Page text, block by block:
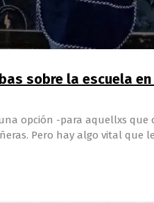
sobre la escuela
opción -para aquellxs
Pero hay algo vital